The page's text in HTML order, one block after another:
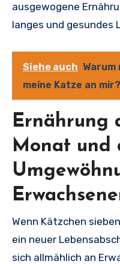
ausgewogene
langes und gesundes
Siehe auch
meine Katze an mir?
Ernährung
Monat und
Wenn Kätzchen
ein neuer
sich allmählich an